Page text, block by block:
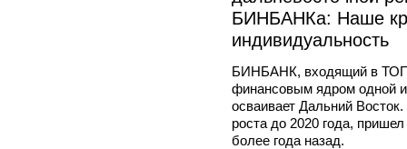
БИНБАНКа: Наше
индивидуальность
БИНБАНК, входящий в
финансовым ядром одной
осваивает Дальний
роста до 2020 года,
более года назад.